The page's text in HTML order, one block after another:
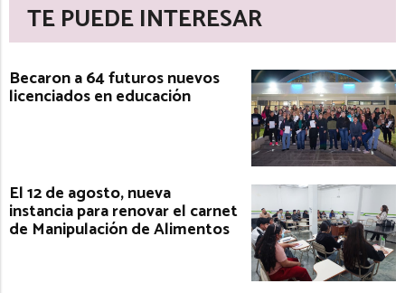
TE PUEDE INTERESAR
Becaron a 64 futuros nuevos
licenciados en educación
El 12 de agosto, nueva
instancia para renovar el carnet
de Manipulación de Alimentos